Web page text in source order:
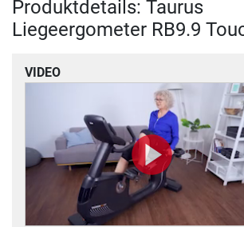
Produktdetails: Taurus
Liegeergometer RB9.9
VIDEO